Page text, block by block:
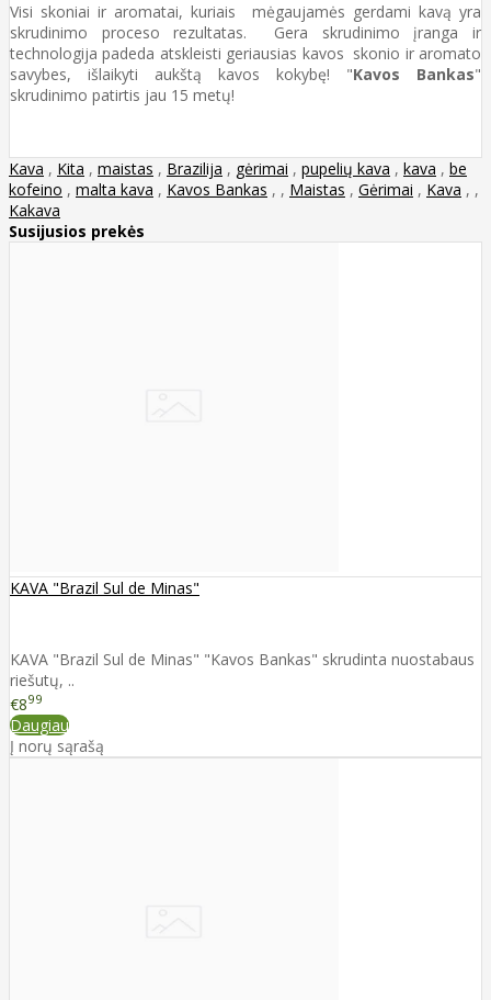
Visi skoniai ir aromatai, kuriais mėgaujamės gerdami kavą yra
skrudinimo proceso rezultatas. Gera skrudinimo įranga ir
technologija padeda atskleisti geriausias kavos skonio ir aromato
savybes, išlaikyti aukštą kavos kokybę! "Kavos Bankas"
skrudinimo patirtis jau 15 metų!
Kava , Kita , maistas , Brazilija , gėrimai , pupelių kava , kava , be
kofeino , malta kava , Kavos Bankas , , Maistas , Gėrimai , Kava , ,
Kakava
Susijusios prekės
KAVA "Brazil Sul de Minas"
KAVA "Brazil Sul de Minas" "Kavos Bankas" skrudinta nuostabaus
riešutų, ..
€899
Daugiau
Į norų sąrašą